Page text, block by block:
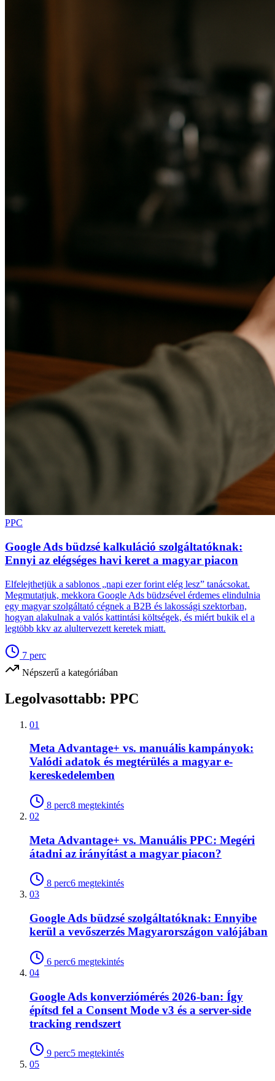
PPC
Google Ads büdzsé kalkuláció szolgáltatóknak:
Ennyi az elégséges havi keret a magyar piacon
Elfelejthetjük a sablonos „napi ezer forint elég lesz” tanácsokat.
Megmutatjuk, mekkora Google Ads büdzsével érdemes elindulnia
egy magyar szolgáltató cégnek a B2B és lakossági szektorban,
hogyan alakulnak a valós kattintási költségek, és miért bukik el a
legtöbb kkv az alultervezett keretek miatt.
7 perc
Népszerű a kategóriában
Legolvasottabb: PPC
01
Meta Advantage+ vs. manuális kampányok:
Valódi adatok és megtérülés a magyar e-
kereskedelemben
8 perc8 megtekintés
02
Meta Advantage+ vs. Manuális PPC: Megéri
átadni az irányítást a magyar piacon?
8 perc6 megtekintés
03
Google Ads büdzsé szolgáltatóknak: Ennyibe
kerül a vevőszerzés Magyarországon valójában
6 perc6 megtekintés
04
Google Ads konverziómérés 2026-ban: Így
építsd fel a Consent Mode v3 és a server-side
tracking rendszert
9 perc5 megtekintés
05